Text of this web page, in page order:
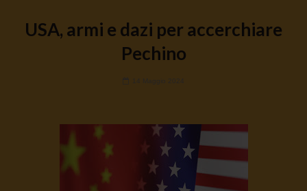
USA, armi e dazi per accerchiare
Pechino